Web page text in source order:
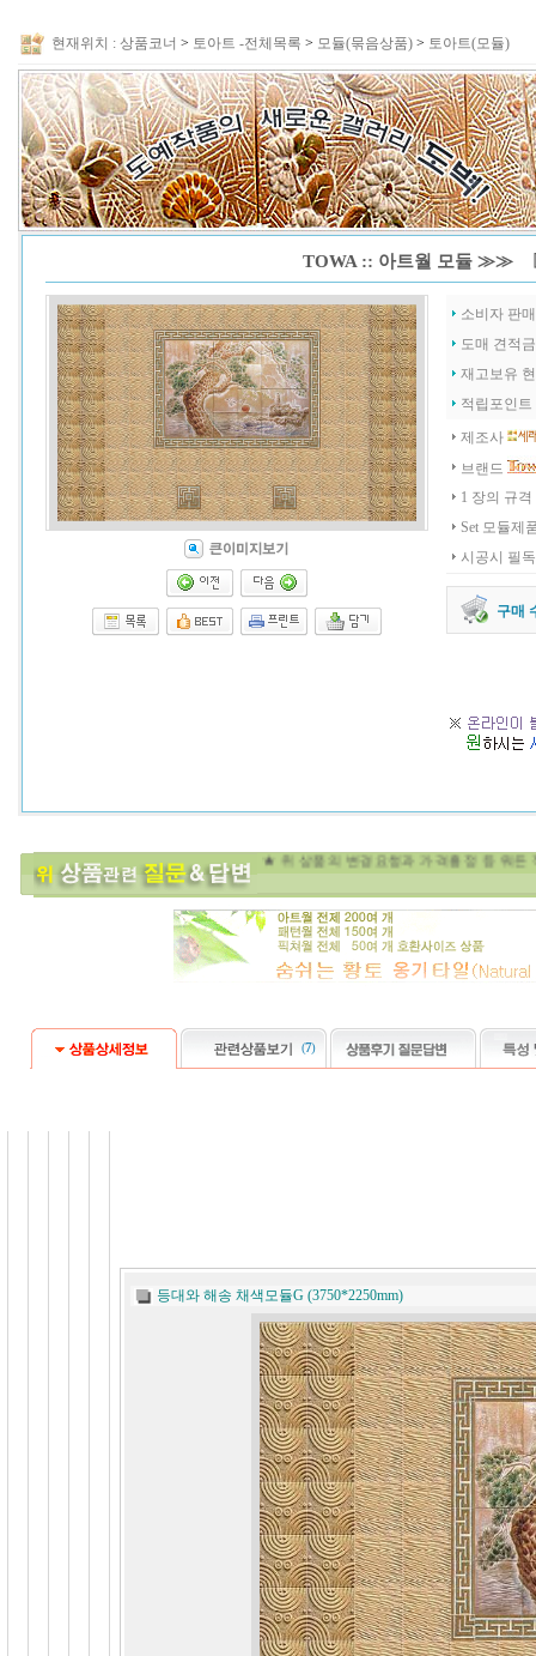
현재위치 : 상품코너 > 토아트 -전체목록 > 모듈(묶음상품) > 토아트(모듈)
TOWA :: 아트월 모듈 ≫≫ ▣
소비자 판
도매 견적
재고보유
적립포인트
제조사
브랜드
1 장의 규격
Set 모듈제
시공시 필
구매
★ 위 상품의 변경요청과 가
(7)
등대와 해송 채색모듈G (3750*2250mm)